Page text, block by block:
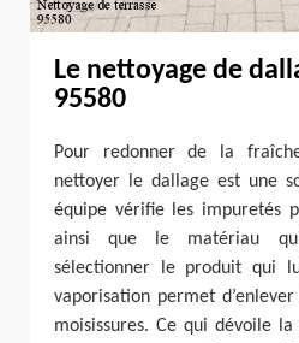
Le nettoyage de
95580
Pour redonner de la
nettoyer le dallage est une
équipe vérifie les impuretés
ainsi que le matériau
sélectionner le produit qui
vaporisation permet
moisissures. Ce qui dévoile